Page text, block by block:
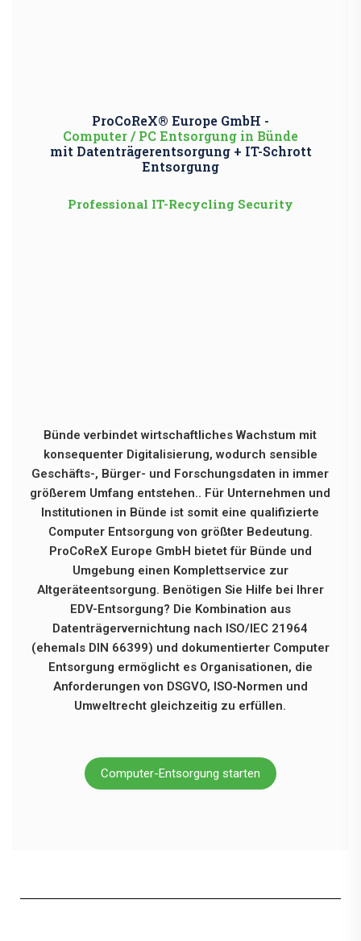
ProCoReX® Europe GmbH -
Computer / PC Entsorgung in Bünde
mit Datenträgerentsorgung + IT-Schrott
Entsorgung
Professional IT-Recycling Security
Bünde verbindet wirtschaftliches Wachstum mit
konsequenter Digitalisierung, wodurch sensible
Geschäfts-, Bürger- und Forschungsdaten in immer
größerem Umfang entstehen.. Für Unternehmen und
Institutionen in Bünde ist somit eine qualifizierte
Computer Entsorgung von größter Bedeutung.
ProCoReX Europe GmbH bietet für Bünde und
Umgebung einen Komplettservice zur
Altgeräteentsorgung. Benötigen Sie Hilfe bei Ihrer
EDV-Entsorgung? Die Kombination aus
Datenträgervernichtung nach ISO/IEC 21964
(ehemals DIN 66399) und dokumentierter Computer
Entsorgung ermöglicht es Organisationen, die
Anforderungen von DSGVO, ISO‑Normen und
Umweltrecht gleichzeitig zu erfüllen.
Computer-Entsorgung starten